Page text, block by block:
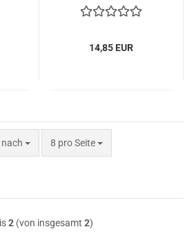
14,85 EUR
8 pro Seite
pro Seite
2(von insgesamt 2)